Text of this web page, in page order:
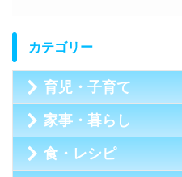
カテゴリー
育児・子育て
家事・暮らし
食・レシピ